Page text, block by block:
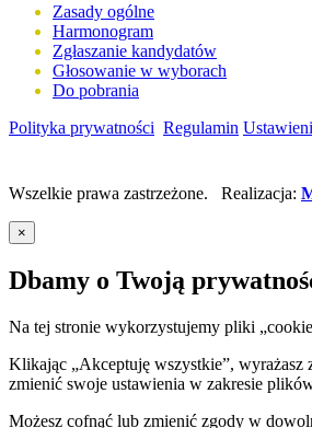
Zasady ogólne
Harmonogram
Zgłaszanie kandydatów
Głosowanie w wyborach
Do pobrania
Polityka prywatności Regulamin
Wszelkie prawa zastrzeżone. Realizacja:
×
Dbamy o Twoją
Na tej stronie wykorzystujemy pliki
Klikając „Akceptuję wszystkie”, wyrażasz
zmienić swoje ustawienia w zakresie
Możesz cofnąć lub zmienić zgody w